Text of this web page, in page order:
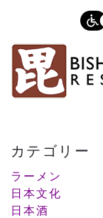
カテゴリー
ラーメン
日本文化
日本酒